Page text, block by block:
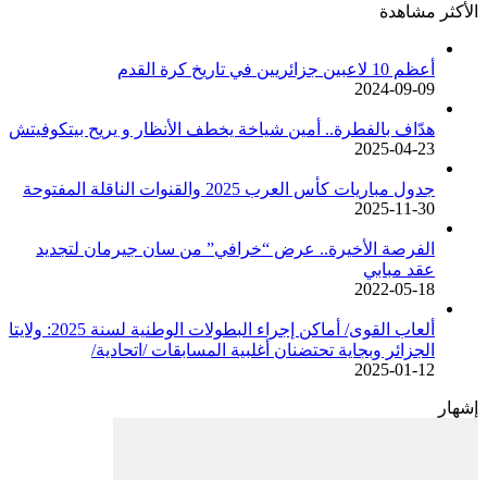
الأكثر مشاهدة
أعظم 10 لاعبين جزائريين في تاريخ كرة القدم
2024-09-09
هدّاف بالفطرة.. أمين شياخة يخطف الأنظار و يريح بيتكوفيتش
2025-04-23
جدول مباريات كأس العرب 2025 والقنوات الناقلة المفتوحة
2025-11-30
الفرصة الأخيرة.. عرض “خرافي” من سان جيرمان لتجديد
عقد مبابي
2022-05-18
ألعاب القوى/ أماكن إجراء البطولات الوطنية لسنة 2025: ولايتا
الجزائر وبجاية تحتضنان أغلبية المسابقات /اتحادية/
2025-01-12
إشهار